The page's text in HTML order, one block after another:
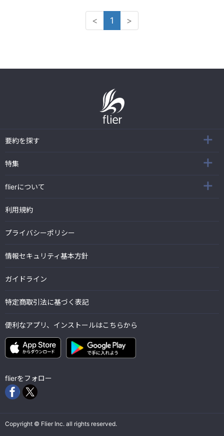
< 1 >
要約を探す
特集
flierについて
利用規約
プライバシーポリシー
情報セキュリティ基本方針
ガイドライン
特定商取引法に基づく表記
便利なアプリ、インストールはこちらから
flierをフォロー
Copyright © Flier Inc. all rights reserved.